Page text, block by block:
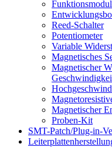
Reed-Schalter
Potentiometer
Variable
Magnetisches
Magnetischer
Magnetischer
Proben-Kit
SMT-Patch/Plug-in-